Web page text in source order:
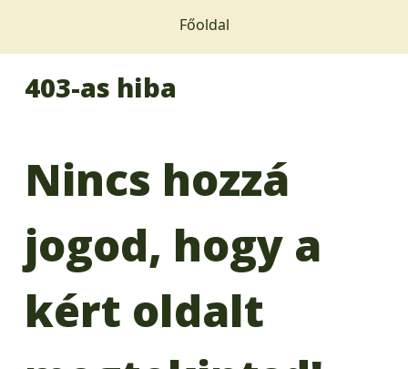
Főoldal
403-as hiba
Nincs hozzá
jogod, hogy a
kért oldalt